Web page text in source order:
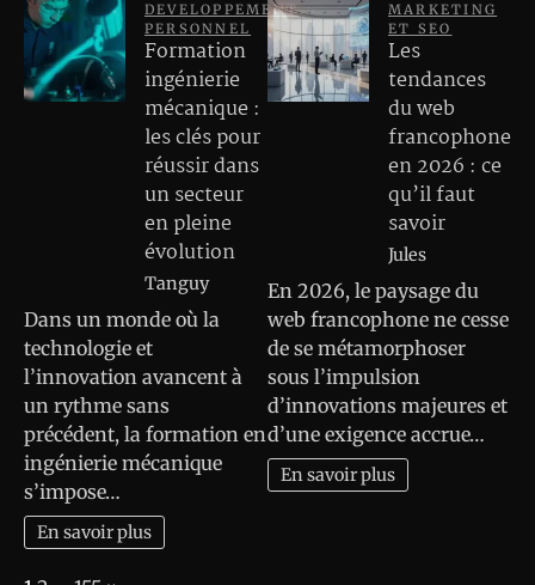
DEVELOPPEMENT
PERSONNEL
Formation
ingénierie
mécanique :
les clés pour
réussir dans
un secteur
en pleine
évolution
Tanguy
Dans un monde où la
technologie et
l’innovation avancent à
un rythme sans
précédent, la formation en
ingénierie mécanique
s’impose…
En savoir plus
MARKETING
ET SEO
Les
tendances
du web
francophone
en 2026 : ce
qu’il faut
savoir
Jules
En 2026, le paysage du
web francophone ne cesse
de se métamorphoser
sous l’impulsion
d’innovations majeures et
d’une exigence accrue…
En savoir plus